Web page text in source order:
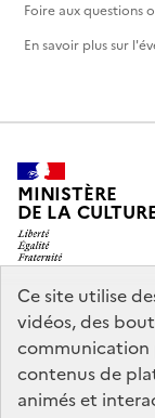
Ce site utilise
vidéos, des
communication
contenus de
animés et
Foire aux questions
En savoir plus sur
MINISTÈRE
DE LA
legifrance.gouv.fr
service-